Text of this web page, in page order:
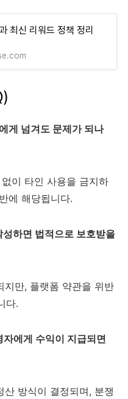
최신 리워드 정책 정리
게 넘겨도 문제가 되나
이 타인 사용을 금지하
에 해당됩니다.
하면 법적으로 보호받을
만, 플랫폼 약관을 위반
다.
에게 수익이 지급되면
방식이 결정되며, 분쟁